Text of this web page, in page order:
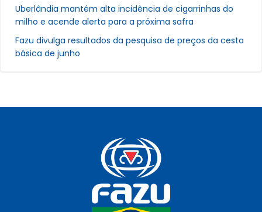
Uberlândia mantém alta incidência de cigarrinhas do
milho e acende alerta para a próxima safra
Fazu divulga resultados da pesquisa de preços da cesta
básica de junho